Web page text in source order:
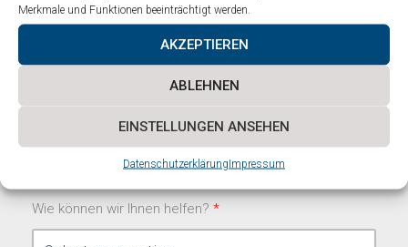
Merkmale und Funktionen beeinträchtigt werden.
AKZEPTIEREN
ABLEHNEN
EINSTELLUNGEN ANSEHEN
DatenschutzerklärungImpressum
Schreiben Sie uns Ihr Anliegen
Wie können wir Ihnen helfen?